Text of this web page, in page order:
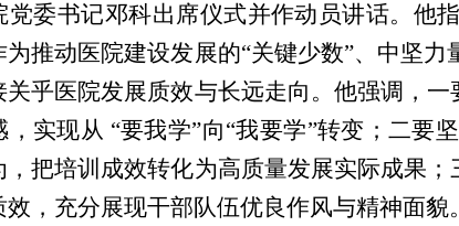
党委书记邓科出席仪式并作动员讲话。他
为推动医院建设发展的“关键少数”、中坚
关乎医院发展质效与长远走向。他强调，
，实现从 “要我学”向“我要学”转变；二要
，把培训成效转化为高质量发展实际成果
效，充分展现干部队伍优良作风与精神面貌。